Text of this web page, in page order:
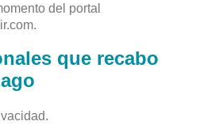
del portal
que recabo